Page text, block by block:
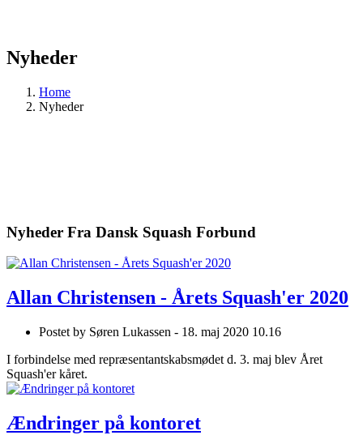
Nyheder
Home
Nyheder
Nyheder Fra Dansk Squash Forbund
Allan Christensen - Årets Squash'er 2020
Postet by Søren Lukassen - 18. maj 2020 10.16
I forbindelse med repræsentantskabsmødet d. 3. maj blev Året
Squash'er kåret.
Ændringer på kontoret